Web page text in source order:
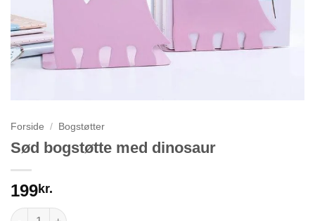
Forside / Bogstøtter
Sød bogstøtte med dinosaur
199kr.
Sød bogstøtte med dinosaur antal